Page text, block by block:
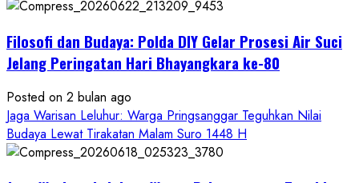
Filosofi dan Budaya: Polda DIY Gelar Prosesi Air Suci
Jelang Peringatan Hari Bhayangkara ke-80
Posted on 2 bulan ago
Jaga Warisan Leluhur: Warga Pringsanggar Teguhkan Nilai
Budaya Lewat Tirakatan Malam Suro 1448 H